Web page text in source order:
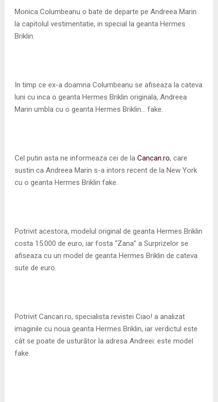
E
U
Monica Columbeanu o bate de departe pe Andreea Marin
la capitolul vestimentatie, in special la geanta Hermes
Briklin.
In timp ce ex-a doamna Columbeanu se afiseaza la cateva
luni cu inca o geanta Hermes Briklin originala, Andreea
Marin umbla cu o geanta Hermes Briklin… fake.
Cel putin asta ne informeaza cei de la Cancan.ro, care
sustin ca Andreea Marin s-a intors recent de la New York
cu o geanta Hermes Briklin fake.
Potrivit acestora, modelul original de geanta Hermes Briklin
costa 15.000 de euro, iar fosta “Zana” a Surprizelor se
afiseaza cu un model de geanta Hermes Briklin de cateva
sute de euro.
Potrivit Cancan.ro, specialista revistei Ciao! a analizat
imaginile cu noua geanta Hermes Briklin, iar verdictul este
cât se poate de usturător la adresa Andreei: este model
fake.